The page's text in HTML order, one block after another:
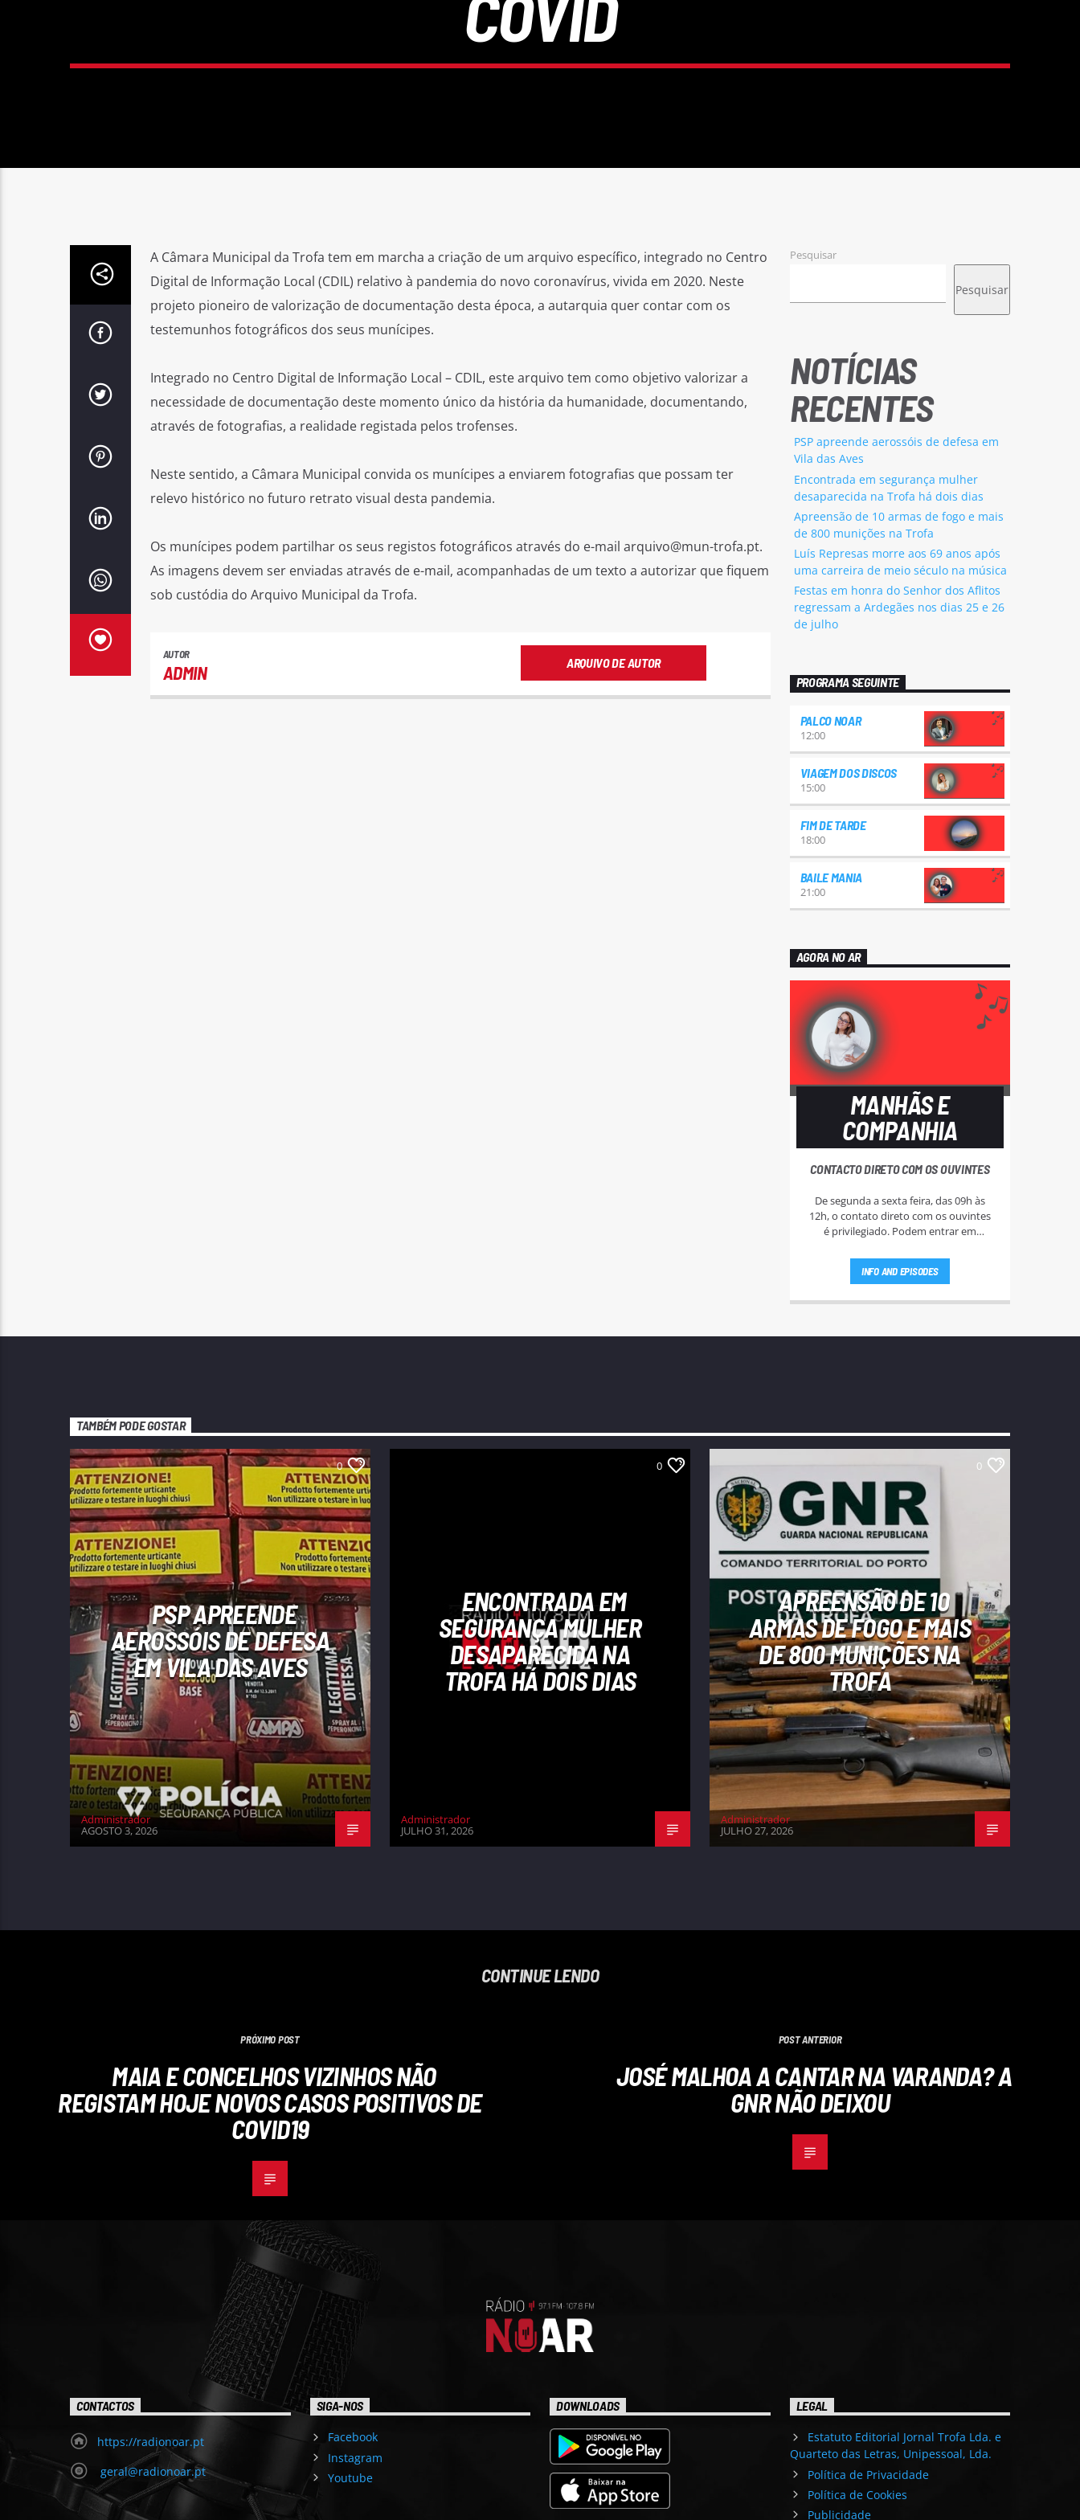
A Câmara Municipal da Trofa tem em marcha a criação de um arquivo específico, integrado no Centro
Digital de Informação Local (CDIL) relativo à pandemia do novo coronavírus, vivida em 2020. Neste
projeto pioneiro de valorização de documentação desta época, a autarquia quer contar com os
testemunhos fotográficos dos seus munícipes.
Integrado no Centro Digital de Informação Local – CDIL, este arquivo tem como objetivo valorizar a
necessidade de documentação deste momento único da história da humanidade, documentando,
através de fotografias, a realidade registada pelos trofenses.
Neste sentido, a Câmara Municipal convida os munícipes a enviarem fotografias que possam ter
relevo histórico no futuro retrato visual desta pandemia.
Os munícipes podem partilhar os seus registos fotográficos através do e-mail arquivo@mun-trofa.pt.
As imagens devem ser enviadas através de e-mail, acompanhadas de um texto a autorizar que fiquem
sob custódia do Arquivo Municipal da Trofa.
AUTOR
ADMIN ARQUIVO DE AUTOR
Pesquisar
Pesquisar
NOTÍCIAS
RECENTES
PSP apreende aerossóis de defesa em
Vila das Aves
Encontrada em segurança mulher
desaparecida na Trofa há dois dias
Apreensão de 10 armas de fogo e mais
de 800 munições na Trofa
Luís Represas morre aos 69 anos após
uma carreira de meio século na música
Festas em honra do Senhor dos Aflitos
regressam a Ardegães nos dias 25 e 26
de julho
PROGRAMA SEGUINTE
PALCO NOAR
12:00
VIAGEM DOS DISCOS
15:00
FIM DE TARDE
18:00
BAILE MANIA
21:00
AGORA NO AR
MANHÃS E
COMPANHIA
CONTACTO DIRETO COM OS OUVINTES
De segunda a sexta feira, das 09h às
12h, o contato direto com os ouvintes
é privilegiado. Podem entrar em
"Manhãs NoAr".
INFO AND EPISODES
TAMBÉM PODE GOSTAR
0
PSP APREENDE
AEROSSÓIS DE DEFESA
EM VILA DAS AVES
Administrador
AGOSTO 3, 2026
0
ENCONTRADA EM
SEGURANÇA MULHER
DESAPARECIDA NA
TROFA HÁ DOIS DIAS
Administrador
JULHO 31, 2026
0
APREENSÃO DE 10
ARMAS DE FOGO E MAIS
DE 800 MUNIÇÕES NA
TROFA
Administrador
JULHO 27, 2026
CONTINUE LENDO
PRÓXIMO POST
MAIA E CONCELHOS VIZINHOS NÃO
REGISTAM HOJE NOVOS CASOS POSITIVOS DE
COVID19
POST ANTERIOR
JOSÉ MALHOA A CANTAR NA VARANDA? A
GNR NÃO DEIXOU
CONTACTOS
https://radionoar.pt
geral@radionoar.pt
SIGA-NOS
Facebook
Instagram
Youtube
DOWNLOADS LEGAL
Estatuto Editorial Jornal Trofa Lda. e
Quarteto das Letras, Unipessoal, Lda.
Política de Privacidade
Política de Cookies
Publicidade